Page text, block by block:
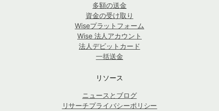
多額の送金
資金の受け取り
Wiseプラットフォーム
Wise 法人アカウント
法人デビットカード
一括送金
リソース
ニュースとブログ
リサーチプライバシーポリシー